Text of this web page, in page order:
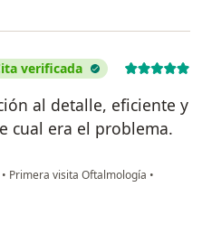
verificada
al detalle, eficiente y
cual era el problema.
• Primera visita Oftalmología •
Gzz